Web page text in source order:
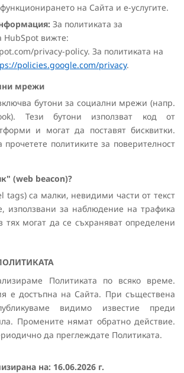
на Сайта и е-услугите.
За политиката за
HubSpot вижте:
privacy-policy. За политиката на
policies.google.com/privacy.
мрежи
бутони за социални мрежи (напр.
Тези бутони използват код от
и могат да поставят бисквитки.
политиките за поверителност
(web beacon)?
tags) са малки, невидими части от текст
използвани за наблюдение на трафика
тях могат да се съхраняват определени
Политиката по всяко време.
е достъпна на Сайта. При съществена
видимо известие преди
Промените нямат обратно действие.
да преглеждате Политиката.
на: 16.06.2026 г.